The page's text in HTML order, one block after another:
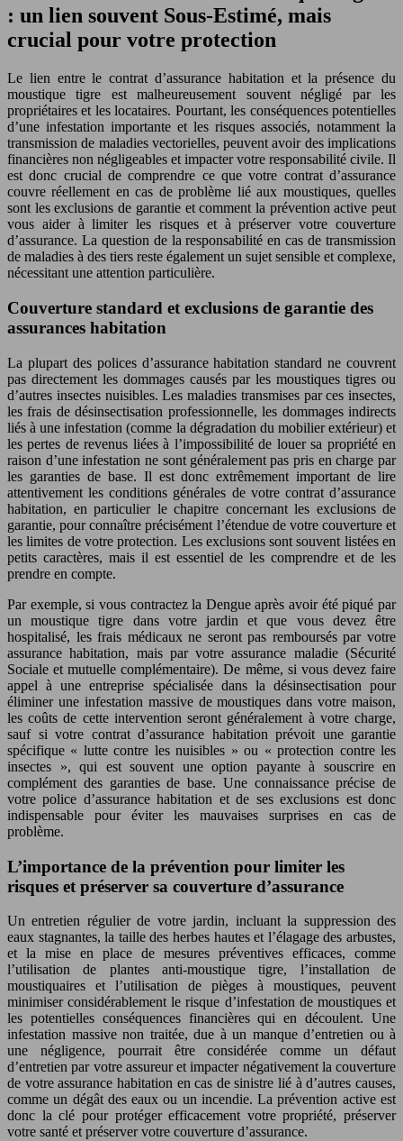
: un lien souvent Sous-Estimé, mais
crucial pour votre protection
Le lien entre le contrat d’assurance habitation et la présence du
moustique tigre est malheureusement souvent négligé par les
propriétaires et les locataires. Pourtant, les conséquences potentielles
d’une infestation importante et les risques associés, notamment la
transmission de maladies vectorielles, peuvent avoir des implications
financières non négligeables et impacter votre responsabilité civile. Il
est donc crucial de comprendre ce que votre contrat d’assurance
couvre réellement en cas de problème lié aux moustiques, quelles
sont les exclusions de garantie et comment la prévention active peut
vous aider à limiter les risques et à préserver votre couverture
d’assurance. La question de la responsabilité en cas de transmission
de maladies à des tiers reste également un sujet sensible et complexe,
nécessitant une attention particulière.
Couverture standard et exclusions de garantie des
assurances habitation
La plupart des polices d’assurance habitation standard ne couvrent
pas directement les dommages causés par les moustiques tigres ou
d’autres insectes nuisibles. Les maladies transmises par ces insectes,
les frais de désinsectisation professionnelle, les dommages indirects
liés à une infestation (comme la dégradation du mobilier extérieur) et
les pertes de revenus liées à l’impossibilité de louer sa propriété en
raison d’une infestation ne sont généralement pas pris en charge par
les garanties de base. Il est donc extrêmement important de lire
attentivement les conditions générales de votre contrat d’assurance
habitation, en particulier le chapitre concernant les exclusions de
garantie, pour connaître précisément l’étendue de votre couverture et
les limites de votre protection. Les exclusions sont souvent listées en
petits caractères, mais il est essentiel de les comprendre et de les
prendre en compte.
Par exemple, si vous contractez la Dengue après avoir été piqué par
un moustique tigre dans votre jardin et que vous devez être
hospitalisé, les frais médicaux ne seront pas remboursés par votre
assurance habitation, mais par votre assurance maladie (Sécurité
Sociale et mutuelle complémentaire). De même, si vous devez faire
appel à une entreprise spécialisée dans la désinsectisation pour
éliminer une infestation massive de moustiques dans votre maison,
les coûts de cette intervention seront généralement à votre charge,
sauf si votre contrat d’assurance habitation prévoit une garantie
spécifique « lutte contre les nuisibles » ou « protection contre les
insectes », qui est souvent une option payante à souscrire en
complément des garanties de base. Une connaissance précise de
votre police d’assurance habitation et de ses exclusions est donc
indispensable pour éviter les mauvaises surprises en cas de
problème.
L’importance de la prévention pour limiter les
risques et préserver sa couverture d’assurance
Un entretien régulier de votre jardin, incluant la suppression des
eaux stagnantes, la taille des herbes hautes et l’élagage des arbustes,
et la mise en place de mesures préventives efficaces, comme
l’utilisation de plantes anti-moustique tigre, l’installation de
moustiquaires et l’utilisation de pièges à moustiques, peuvent
minimiser considérablement le risque d’infestation de moustiques et
les potentielles conséquences financières qui en découlent. Une
infestation massive non traitée, due à un manque d’entretien ou à
une négligence, pourrait être considérée comme un défaut
d’entretien par votre assureur et impacter négativement la couverture
de votre assurance habitation en cas de sinistre lié à d’autres causes,
comme un dégât des eaux ou un incendie. La prévention active est
donc la clé pour protéger efficacement votre propriété, préserver
votre santé et préserver votre couverture d’assurance.